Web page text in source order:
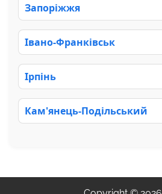
Запоріжжя
Івано-Франківськ
Ірпінь
Кам'янець-Подільський